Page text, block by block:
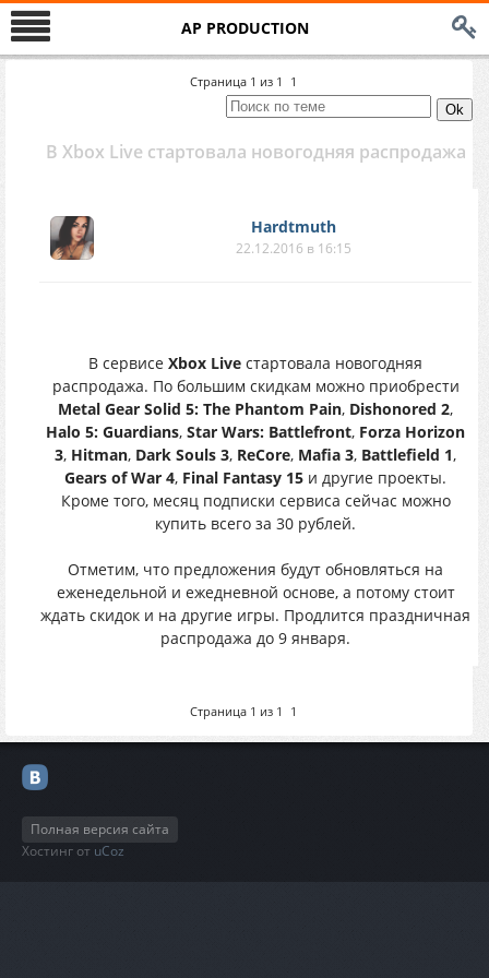
AP PRODUCTION
Страница 1 из 1 1
В Xbox Live стартовала новогодняя распродажа
Hardtmuth
22.12.2016 в 16:15
В сервисе Xbox Live стартовала новогодняя
распродажа. По большим скидкам можно приобрести
Metal Gear Solid 5: The Phantom Pain, Dishonored 2,
Halo 5: Guardians, Star Wars: Battlefront, Forza Horizon
3, Hitman, Dark Souls 3, ReCore, Mafia 3, Battlefield 1,
Gears of War 4, Final Fantasy 15 и другие проекты.
Кроме того, месяц подписки сервиса сейчас можно
купить всего за 30 рублей.
Отметим, что предложения будут обновляться на
еженедельной и ежедневной основе, а потому стоит
ждать скидок и на другие игры. Продлится праздничная
распродажа до 9 января.
Страница 1 из 1 1
Полная версия сайта
Хостинг от uCoz